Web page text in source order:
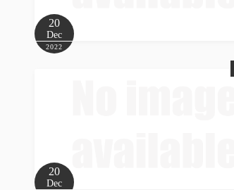
20
Dec
2022
20
Dec